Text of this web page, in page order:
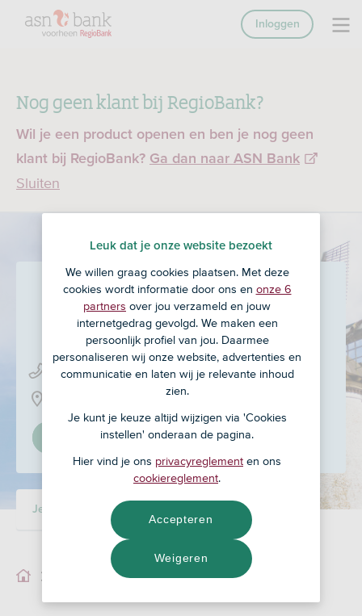
Nog geen klant bij RegioBank?
Wil je een product openen en ben je nog geen
klant bij RegioBank? Ga dan naar ASN Bank
Sluiten
Inloggen
De Wit Assurantiënin
Stellendam
0187 - 49 17 55
Langeweg 63, 3251 LH
Stel in als mijn adviseur
Je adviseur
Leuk dat je onze website bezoekt
We willen graag cookies plaatsen. Met deze
cookies wordt informatie door ons en onze 6
partners over jou verzameld en jouw
internetgedrag gevolgd. We maken een
persoonlijk profiel van jou. Daarmee
personaliseren wij onze website, advertenties en
communicatie en laten wij je relevante inhoud
zien.
Je kunt je keuze altijd wijzigen via 'Cookies
instellen' onderaan de pagina.
Hier vind je ons privacyreglement en ons
cookiereglement.
Weigeren
Accepteren